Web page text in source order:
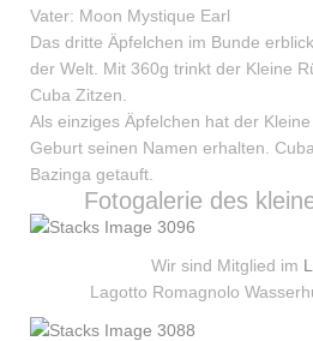
Vater: Moon Mystique Earl
Das dritte Äpfelchen im Bunde
der Welt. Mit 360g trinkt der Kleine
Cuba Zitzen.
Als einziges Äpfelchen hat der
Geburt seinen Namen erhalten.
Bazinga getauft.
Fotogalerie des
Wir sind Mitglied im
Lagotto Romagnolo